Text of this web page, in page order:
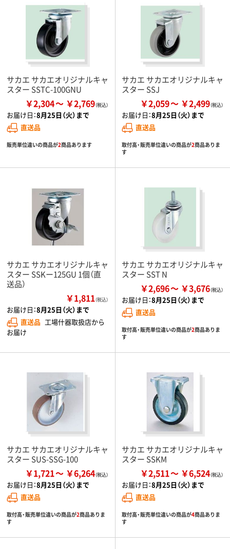
サカエ サカエオリジナルキャ
スター SSTC-100GNU
￥2,304 ￥2,769
お届け日：8月25日（火）まで
直送品
販売単位違いの商品が2商品あります
サカエ サカエオリジナルキャ
スター SSJ
￥2,059 ￥2,499
お届け日：8月25日（火）まで
直送品
取付高・販売単位違いの商品が2商品ありま
す
サカエ サカエオリジナルキャ
スター SSKー125GU 1個（直
送品）
￥1,811（税込）
お届け日：8月25日（火）まで
直送品 工場什器取扱店から
お届け
サカエ サカエオリジナルキャ
スター SST N
￥2,696 ￥3,676
お届け日：8月25日（火）まで
直送品
取付高・販売単位違いの商品が2商品ありま
す
サカエ サカエオリジナルキャ
スター SUS-SSG-100
￥1,721 ￥6,264
お届け日：8月25日（火）まで
直送品
取付高・販売単位違いの商品が2商品ありま
す
サカエ サカエオリジナルキャ
スター SSKM
￥2,511 ￥6,524
お届け日：8月25日（火）まで
直送品
取付高・販売単位違いの商品が4商品ありま
す